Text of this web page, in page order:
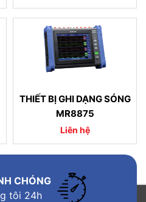
THIẾT BỊ GHI DẠNG SÓNG
MR8875
Liên hệ
CHÓNG
tôi 24h